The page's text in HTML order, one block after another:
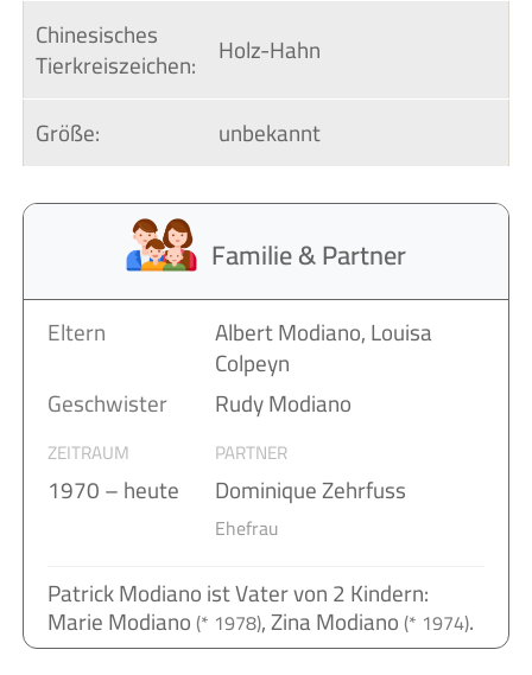
Chinesisches
Tierkreiszeichen: Holz-Hahn
Größe:
unbekannt
Familie & Partner
Eltern Albert Modiano, Louisa
Colpeyn
Geschwister
Rudy Modiano
ZEITRAUM PARTNER
1970 – heute Dominique Zehrfuss
Ehefrau
Patrick Modiano ist Vater von 2 Kindern:
Marie Modiano (* 1978), Zina Modiano (* 1974).